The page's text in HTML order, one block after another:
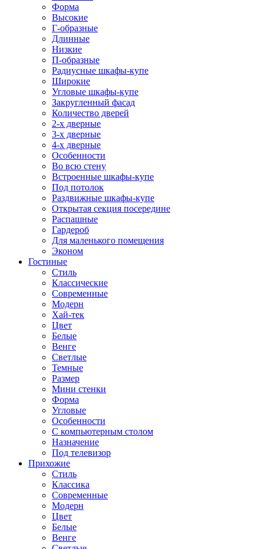
Форма
Высокие
Г-образные
Длинные
Низкие
П-образные
Радиусные шкафы-купе
Широкие
Угловые шкафы-купе
Закругленный фасад
Количество дверей
2-х дверные
3-х дверные
4-х дверные
Особенности
Во всю стену
Встроенные шкафы-купе
Под потолок
Раздвижные шкафы-купе
Открытая секция посередине
Распашные
Гардероб
Для маленького помещения
Эконом
Гостиные
Стиль
Классические
Современные
Модерн
Хай-тек
Цвет
Белые
Венге
Светлые
Темные
Размер
Мини стенки
Форма
Угловые
Особенности
С компьютерным столом
Назначение
Под телевизор
Прихожие
Стиль
Классика
Современные
Модерн
Цвет
Белые
Венге